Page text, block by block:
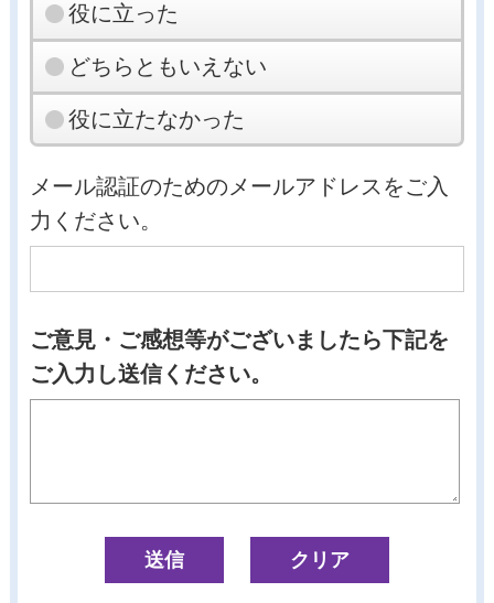
役に立った
どちらともいえない
役に立たなかった
メール認証のためのメールアドレスをご入
力ください。
ご意見・ご感想等がございましたら下記を
ご入力し送信ください。